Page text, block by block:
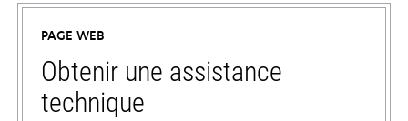
PAGE WEB
Obtenir une assistance
technique